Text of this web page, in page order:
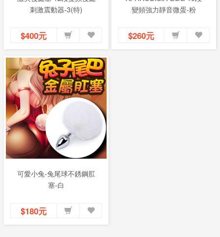
刺激震動器-3(特)
$400元
變頻強力靜音微蛋-粉
$260元
可愛小兔-兔尾球不銹鋼肛
塞-白
$180元